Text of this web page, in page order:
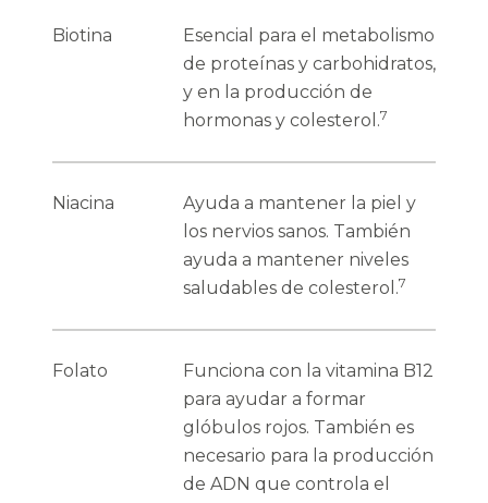
Biotina
Esencial para el metabolismo
de proteínas y carbohidratos,
y en la producción de
hormonas y colesterol.7
Niacina
Ayuda a mantener la piel y
los nervios sanos. También
ayuda a mantener niveles
saludables de colesterol.7
Folato
Funciona con la vitamina B12
para ayudar a formar
glóbulos rojos. También es
necesario para la producción
de ADN que controla el